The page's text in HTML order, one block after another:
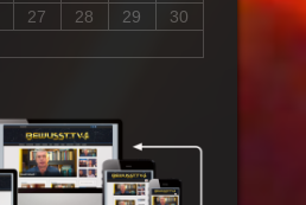
27 28 29
30